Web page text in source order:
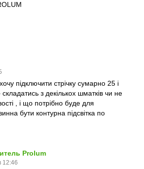
підключити стрічку сумарно 25 і
з декількох шматків чи не
, і що потрібно буде для
бути контурна підсвітка по
Prolum
12:46